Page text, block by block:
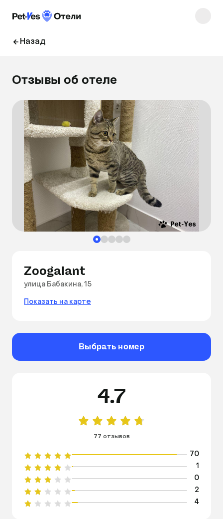
Назад
Отзывы об отеле
Zoogalant
улица Бабакина, 15
Показать на карте
Выбрать номер
4.7
77 отзывов
70
1
0
2
4